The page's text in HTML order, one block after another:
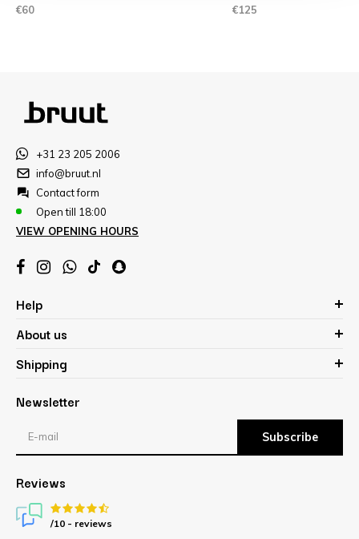
€60 €125
+31 23 205 2006
info@bruut.nl
Contact form
Open till 18:00
VIEW OPENING HOURS
Help
About us
Shipping
Newsletter
Subscribe
Reviews
/10 - reviews